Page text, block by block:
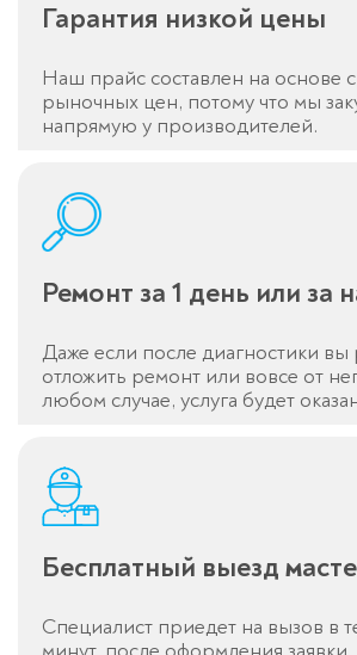
Гарантия низкой цены
Наш прайс составлен на основе
рыночных цен, потому что мы
напрямую у производителей.
Ремонт за 1 день или за
Даже если после диагностики
отложить ремонт или вовсе от
любом случае, услуга будет
Бесплатный выезд
Специалист приедет на вызов в